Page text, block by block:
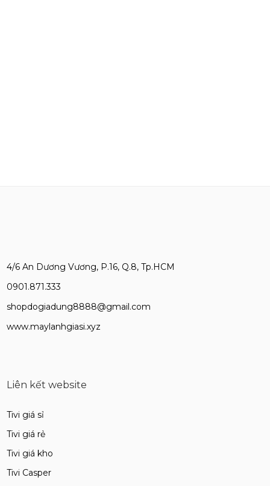
4/6 An Dương Vương, P.16, Q.8, Tp.HCM
0901.871.333
shopdogiadung8888@gmail.com
www.maylanhgiasi.xyz
Liên kết website
Tivi giá sỉ
Tivi giá rẻ
Tivi giá kho
Tivi Casper